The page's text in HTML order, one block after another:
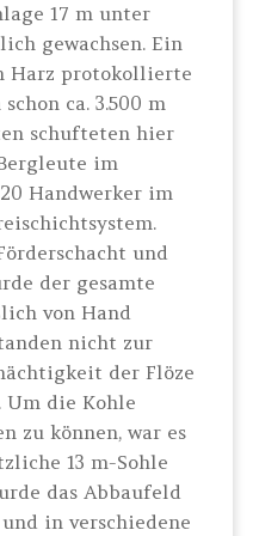
17 m unter
gewachsen. Ein
Harz protokollierte
ca. 3.500 m
schufteten hier
im
Handwerker im
und
der gesamte
von Hand
nicht zur
der Flöze
Um die Kohle
zu können, war es
13 m-Sohle
das Abbaufeld
in verschiedene